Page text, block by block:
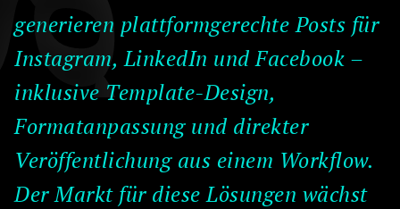
generieren plattformgerechte Posts für
Instagram, LinkedIn und Facebook –
inklusive Template-Design,
Formatanpassung und direkter
Veröffentlichung aus einem Workflow.
Der Markt für diese Lösungen wächst